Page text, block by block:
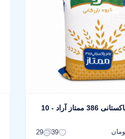
برنج سفید پاکستانی 386 ممتاز آراد - 10
39
29